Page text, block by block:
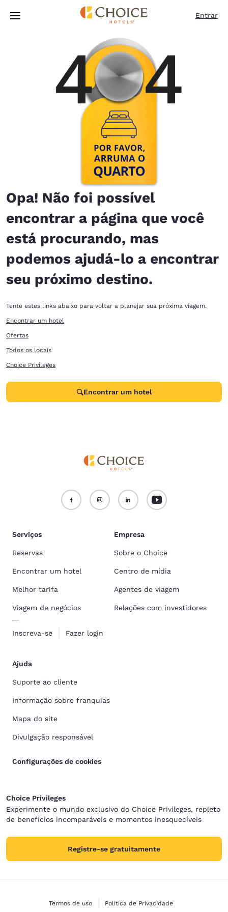
Pular Para Conteúdo Principal
Entrar
Opa! Não foi possível
encontrar a página que você
está procurando, mas
podemos ajudá-lo a encontrar
seu próximo destino.
Tente estes links abaixo para voltar a planejar sua próxima viagem.
Encontrar um hotel
Ofertas
Todos os locais
Choice Privileges
Encontrar um hotel
Serviços
Reservas
Encontrar um hotel
Melhor tarifa
Viagem de negócios
Inscreva-se Fazer login
Empresa
Sobre o Choice
Centro de mídia
Agentes de viagem
Relações com investidores
Ajuda
Suporte ao cliente
Informação sobre franquias
Mapa do site
Divulgação responsável
Configurações de cookies
Choice Privileges
Experimente o mundo exclusivo do Choice Privileges, repleto
de benefícios incomparáveis e momentos inesquecíveis
Registre-se gratuitamente
Termos de uso Política de Privacidade